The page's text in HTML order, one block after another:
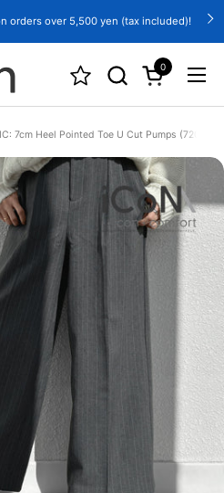
orders over 5,500 yen (tax included)!
Open cart
0
7cm Heel Pointed Toe U Cut Pumps (7203BC)